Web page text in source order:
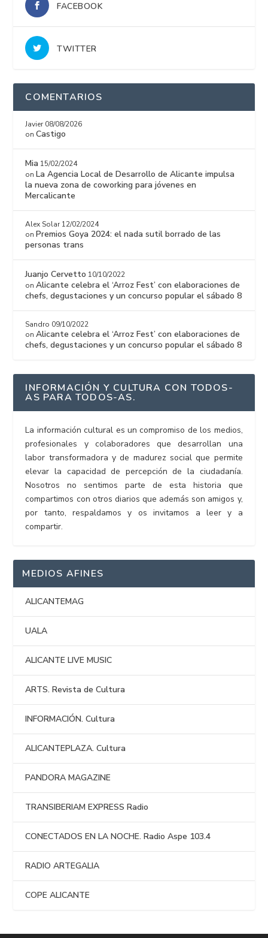
FACEBOOK
TWITTER
COMENTARIOS
Javier 08/08/2026
onCastigo
Mia 15/02/2024
onLa Agencia Local de Desarrollo de Alicante impulsa
la nueva zona de coworking para jóvenes en
Mercalicante
Alex Solar 12/02/2024
onPremios Goya 2024: el nada sutil borrado de las
personas trans
Juanjo Cervetto 10/10/2022
onAlicante celebra el ‘Arroz Fest’ con elaboraciones de
chefs, degustaciones y un concurso popular el sábado 8
Sandro 09/10/2022
onAlicante celebra el ‘Arroz Fest’ con elaboraciones de
chefs, degustaciones y un concurso popular el sábado 8
INFORMACIÓN Y CULTURA CON TODOS-
AS PARA TODOS-AS.
La información cultural es un compromiso de los medios,
profesionales y colaboradores que desarrollan una
labor transformadora y de madurez social que permite
elevar la capacidad de percepción de la ciudadanía.
Nosotros no sentimos parte de esta historia que
compartimos con otros diarios que además son amigos y,
por tanto, respaldamos y os invitamos a leer y a
compartir.
MEDIOS AFINES
ALICANTEMAG
UALA
ALICANTE LIVE MUSIC
ARTS. Revista de Cultura
INFORMACIÓN. Cultura
ALICANTEPLAZA. Cultura
PANDORA MAGAZINE
TRANSIBERIAM EXPRESS Radio
CONECTADOS EN LA NOCHE. Radio Aspe 103.4
RADIO ARTEGALIA
COPE ALICANTE